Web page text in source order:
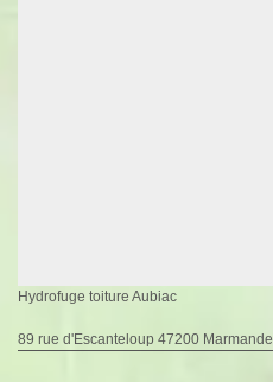
Hydrofuge toiture Aubiac
89 rue d'Escanteloup 47200 Marmande